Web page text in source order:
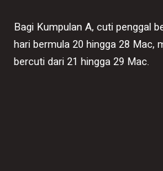
Bagi Kumpulan A, cuti penggal
hari bermula 20 hingga 28 Mac,
bercuti dari 21 hingga 29 Mac.